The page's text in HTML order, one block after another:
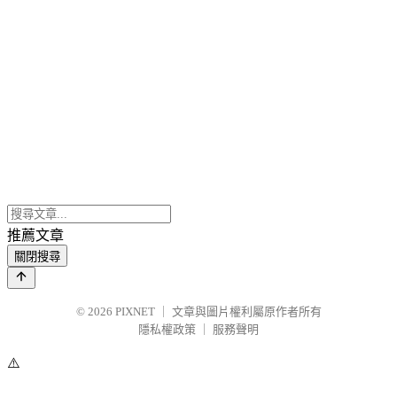
推薦文章
關閉搜尋
© 2026 PIXNET
文章與圖片權利屬原作者所有
隱私權政策
服務聲明
⚠️